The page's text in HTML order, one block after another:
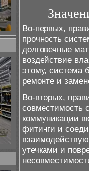
Во-первых,
прочность
долговечные
воздействие
этому, система
ремонте и
Во-вторых,
совместимость
коммуникации
фитинги и
утечками и